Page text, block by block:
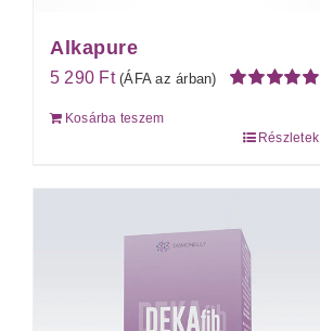
Alkapure
5 290 Ft (ÁFA az árban)
Kosárba teszem
Részletek